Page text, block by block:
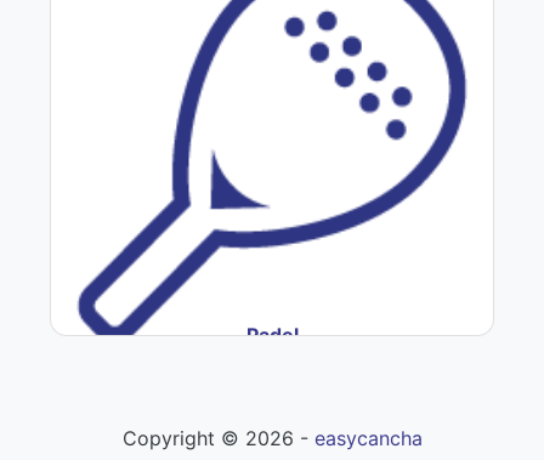
Padel
Copyright © 2026 - easycancha